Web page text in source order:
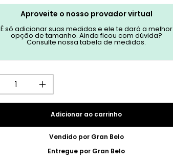
Aproveite o nosso provador virtual
É só adicionar suas medidas e ele te dará a melhor
opção de tamanho. Ainda ficou com dúvida?
Consulte nossa tabela de medidas.
Adicionar ao carrinho
Vendido por Gran Belo
Entregue por Gran Belo